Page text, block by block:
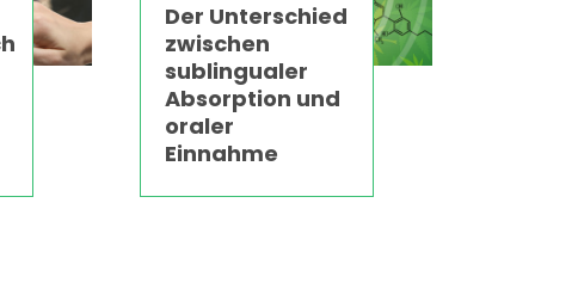
Der Unterschied
zwischen
sublingualer
Absorption und
oraler
Einnahme